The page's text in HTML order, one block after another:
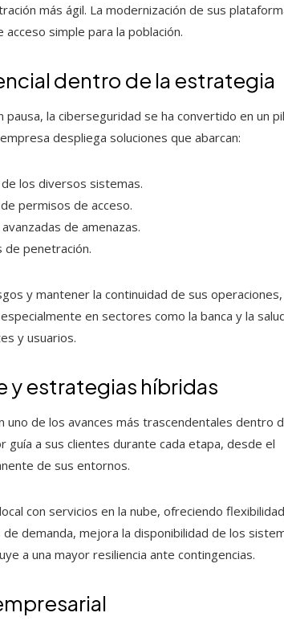
más ágil. La modernización de sus
simple para la población.
dentro de la estrategia
pausa, la ciberseguridad se ha convertido en un
despliega soluciones que abarcan:
los diversos sistemas.
permisos de acceso.
de amenazas.
de penetración.
y mantener la continuidad de sus operaciones,
en sectores como la banca y la
y usuarios.
y estrategias híbridas
uno de los avances más trascendentales dentro
guía a sus clientes durante cada etapa, desde el
de sus entornos.
con servicios en la nube, ofreciendo
demanda, mejora la disponibilidad de los
a una mayor resiliencia ante contingencias.